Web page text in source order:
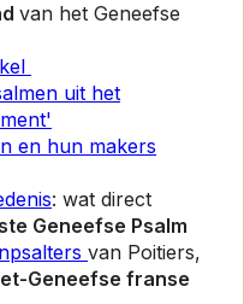
van het Geneefse
uit het
en hun makers
: wat direct
Geneefse Psalm
van Poitiers,
Geneefse franse